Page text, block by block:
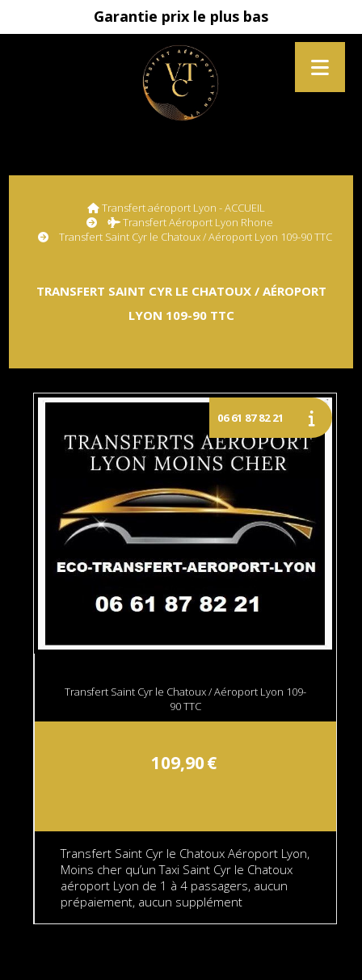
Garantie prix le plus bas
Transfert aéroport Lyon - ACCUEIL
Transfert Aéroport Lyon Rhone
Transfert Saint Cyr le Chatoux / Aéroport Lyon 109-90 TTC
TRANSFERT SAINT CYR LE CHATOUX / AÉROPORT
LYON 109-90 TTC
Transfert Saint Cyr le Chatoux / Aéroport Lyon 109-
90 TTC
109,90€
Transfert Saint Cyr le Chatoux Aéroport Lyon,
Moins cher qu’un Taxi Saint Cyr le Chatoux
aéroport Lyon de 1 à 4 passagers, aucun
prépaiement, aucun supplément